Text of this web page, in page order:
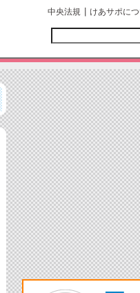
中央法規 けあサポに